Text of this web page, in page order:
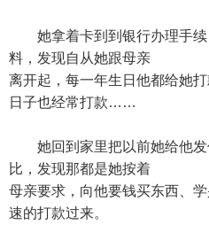
她拿着卡到到银行办理手续
料，发现自从她跟母亲
离开起，每一年生日他都给她
日子也经常打款……
她回到家里把以前她给他发
比，发现那都是她按着
母亲要求，向他要钱买东西、
速的打款过来。